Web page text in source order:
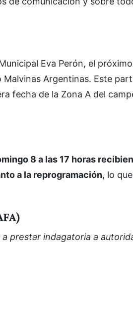
Eva Perón, el
Argentinas. Este
fecha de la Zona A del
8 a las 17 horas
a la reprogramación, lo
prestar indagatoria a